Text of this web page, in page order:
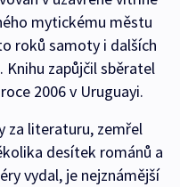
mytickému městu
roků samoty i dalších
Knihu zapůjčil sběratel
2006 v Uruguayi.
za literaturu, zemřel
desítek románů a
vydal, je nejznámější